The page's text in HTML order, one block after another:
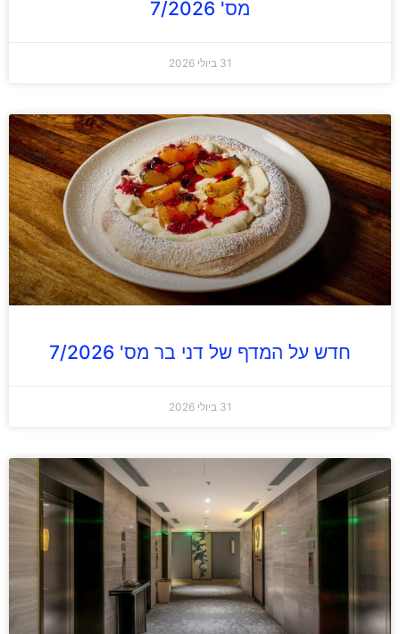
מס' 7/2026
31 ביולי 2026
חדש על המדף של דני בר מס' 7/2026
31 ביולי 2026